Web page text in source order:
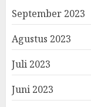
September 2023
Agustus 2023
Juli 2023
Juni 2023